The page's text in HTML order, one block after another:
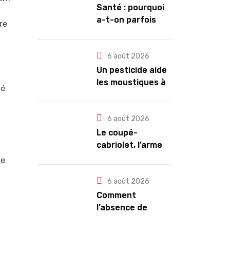
Santé : pourquoi
a-t-on parfois
dormant ?
6 août 2026
Un pesticide aide
les moustiques à
6 août 2026
Le coupé-
cabriolet, l’arme
CC TCE 180 ou VW
Eos TSI 210 ?
6 août 2026
Comment
l’absence de